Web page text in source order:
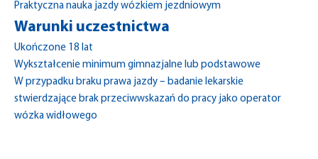
Praktyczna nauka jazdy wózkiem jezdniowym
Warunki uczestnictwa
Ukończone 18 lat
Wykształcenie minimum gimnazjalne lub podstawowe
W przypadku braku prawa jazdy – badanie lekarskie
stwierdzające brak przeciwwskazań do pracy jako operator
wózka widłowego